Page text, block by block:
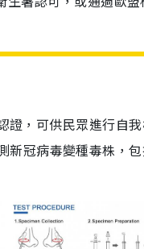
證，可供民眾進行自
新冠病毒變種毒株，